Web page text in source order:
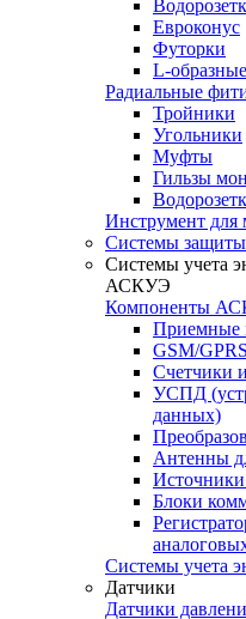
Евроконус
Футорки
L-
Радиальные
Тройники
Угольники
Муфты
Гильзы
Инструмент для
Системы защиты
Системы учета
АСКУЭ
Компоненты
Приемные
GSM/
Счетчики
УСПД
данных)
Антенны
Блоки
Системы учета
Датчики
Датчики